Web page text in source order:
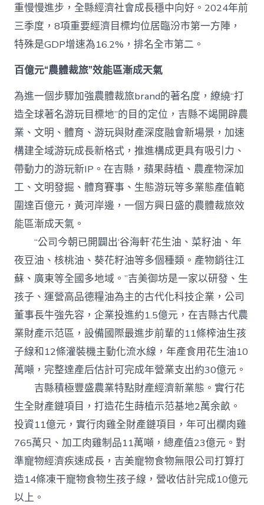
重慢慢進步，全縣經濟社會成長穩中向好。2024年前
三季度，8項重要經濟目標均位居臨汾市第一方陣，
特殊是GDP增速為16.2%，排名全市第二。
百億元“農體裁旅”效能區漸成天氣
為進一個步驟加強農體裁旅brand的著名度，繚繞“打
造全球著名游玩目標地”的目的定位，吉縣不竭開辟農
業、文明、體育、游玩與財產深度融會新場景，加速
構建全域游玩成長新格式，推進構成更具有吸引力、
帶動力的游玩新IP。在吉縣，蘋果蒔植、農產物深加
工、文明發掘、體育賽事、生態游玩等多業態產值範
圍達百億元，黃河岸邊，一個方興日盛的農體裁旅效
能區漸成天氣。
“公司今朝已開闢出‘谷海軒’花生油、菜籽油、年
夜豆油、核桃油、葵花籽油等多個種類。產物銷往江
蘇、廣東等全國多地域。”吉美御坊是一家以研發、生
孩子、運營高品德糧油為主的古代化科技企業，公司
董事長牛強先容，企業投進約1.5億元，在吉縣古代農
業財產示范區，設備國際最進步前輩的11條榨油生孩
子線和12條灌裝機主動化流水線，年產食用花生油10
萬噸，完整達產后估計可完成年營業支出約30億元。
吉縣積極豐盛農業特點財產經濟新業態。實行花
生全財產鏈項目，打造花生蒔植示范基地2萬余畝。
投資11億元，實行肉雞全財產鏈項目，年可出欄肉雞
765萬只、加工肉雞制品11萬噸，總產值23億元。對
準寵物經濟疾速成長，吉美寵物食物無限公司打算打
造14條凍干寵物食物生孩子線，營收估計完成10億元
以上。